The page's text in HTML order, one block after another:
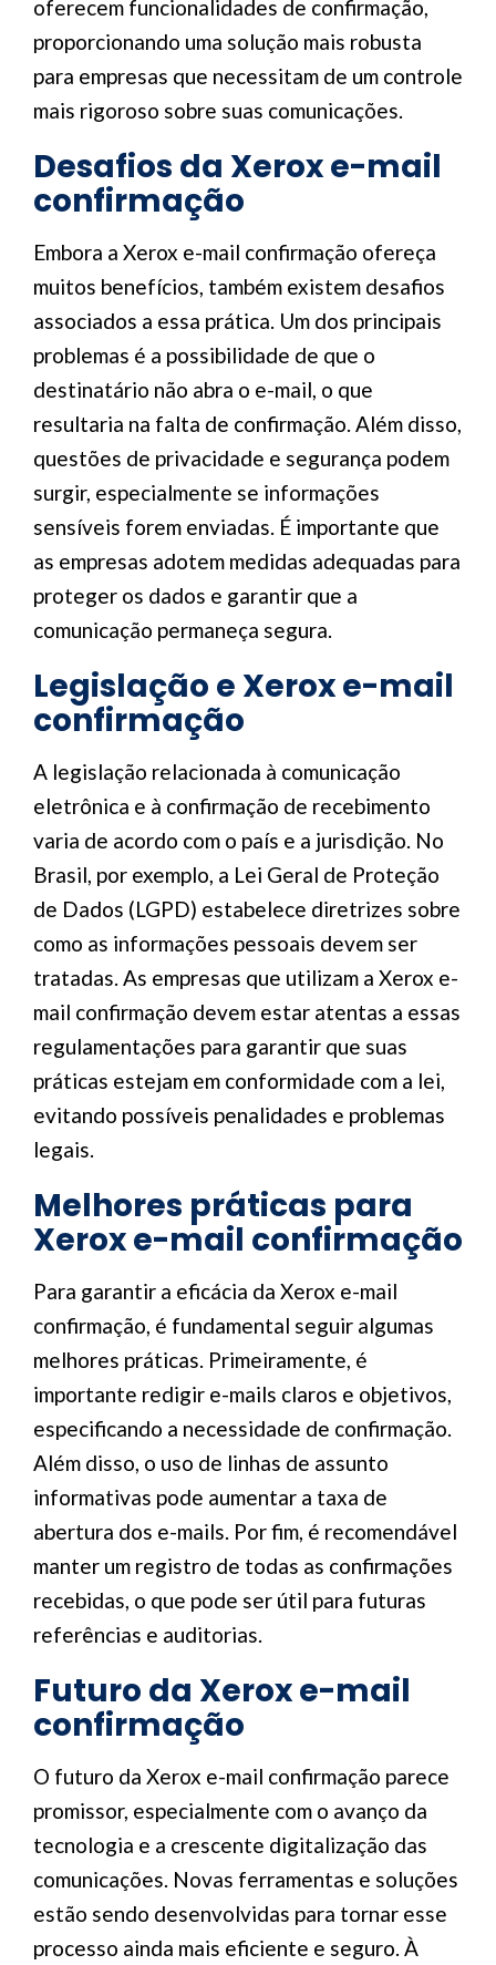
oferecem funcionalidades de confirmação,
proporcionando uma solução mais robusta
para empresas que necessitam de um controle
mais rigoroso sobre suas comunicações.
Desafios da Xerox e-mail
confirmação
Embora a Xerox e-mail confirmação ofereça
muitos benefícios, também existem desafios
associados a essa prática. Um dos principais
problemas é a possibilidade de que o
destinatário não abra o e-mail, o que
resultaria na falta de confirmação. Além disso,
questões de privacidade e segurança podem
surgir, especialmente se informações
sensíveis forem enviadas. É importante que
as empresas adotem medidas adequadas para
proteger os dados e garantir que a
comunicação permaneça segura.
Legislação e Xerox e-mail
confirmação
A legislação relacionada à comunicação
eletrônica e à confirmação de recebimento
varia de acordo com o país e a jurisdição. No
Brasil, por exemplo, a Lei Geral de Proteção
de Dados (LGPD) estabelece diretrizes sobre
como as informações pessoais devem ser
tratadas. As empresas que utilizam a Xerox e-
mail confirmação devem estar atentas a essas
regulamentações para garantir que suas
práticas estejam em conformidade com a lei,
evitando possíveis penalidades e problemas
legais.
Melhores práticas para
Xerox e-mail confirmação
Para garantir a eficácia da Xerox e-mail
confirmação, é fundamental seguir algumas
melhores práticas. Primeiramente, é
importante redigir e-mails claros e objetivos,
especificando a necessidade de confirmação.
Além disso, o uso de linhas de assunto
informativas pode aumentar a taxa de
abertura dos e-mails. Por fim, é recomendável
manter um registro de todas as confirmações
recebidas, o que pode ser útil para futuras
referências e auditorias.
Futuro da Xerox e-mail
confirmação
O futuro da Xerox e-mail confirmação parece
promissor, especialmente com o avanço da
tecnologia e a crescente digitalização das
comunicações. Novas ferramentas e soluções
estão sendo desenvolvidas para tornar esse
processo ainda mais eficiente e seguro. À